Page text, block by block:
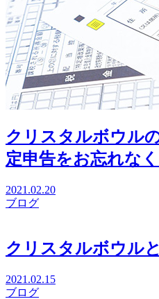
クリスタルボウル
定申告をお忘れなく
2021.02.20
ブログ
クリスタルボウル
2021.02.15
ブログ